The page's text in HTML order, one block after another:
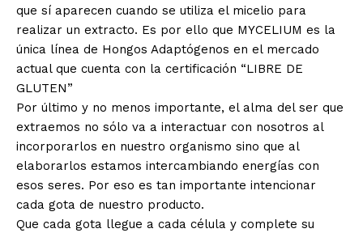
que sí aparecen cuando se utiliza el micelio para
realizar un extracto. Es por ello que MYCELIUM es la
única línea de Hongos Adaptógenos en el mercado
actual que cuenta con la certificación “LIBRE DE
GLUTEN”
Por último y no menos importante, el alma del ser que
extraemos no sólo va a interactuar con nosotros al
incorporarlos en nuestro organismo sino que al
elaborarlos estamos intercambiando energías con
esos seres. Por eso es tan importante intencionar
cada gota de nuestro producto.
Que cada gota llegue a cada célula y complete su